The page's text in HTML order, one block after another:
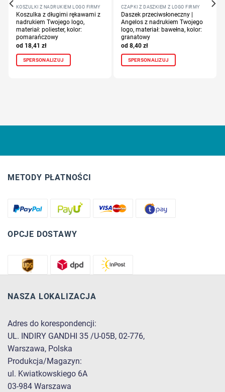
KOSZULKI Z NADRUKIEM LOGO FIRMY
Koszulka z długimi rękawami z
nadrukiem Twojego logo,
materiał: poliester, kolor:
pomarańczowy
18,41 zł
SPERSONALIZUJ
CZAPKI Z DASZKIEM Z LOGO FIRMY
Daszek przeciwsłoneczny |
Angelos z nadrukiem Twojego
logo, materiał: bawełna, kolor:
granatowy
8,40 zł
SPERSONALIZUJ
METODY PŁATNOŚCI
OPCJE DOSTAWY
NASZA LOKALIZACJA
Adres do korespondencji:
UL. INDIRY GANDHI 35 /U-05B, 02-776,
Warszawa, Polska
Produkcja/Magazyn:
ul. Kwiatkowskiego 6A
03-984 Warszawa